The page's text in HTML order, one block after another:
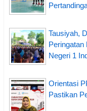
Tausiyah,
Negeri 1
Orientasi
Pastikan